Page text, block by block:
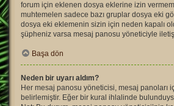
forum için eklenen dosya eklerine izin
muhtemelen sadece bazı gruplar dosya eki
dosya eki eklemenin sizin için neden kapalı
şüpheniz varsa mesaj panosu yöneticiyle
Başa dön
Neden bir uyarı aldım?
Her mesaj panosu yöneticisi, mesaj panoları
belirlemiştir. Eğer bir kural ihlalinde